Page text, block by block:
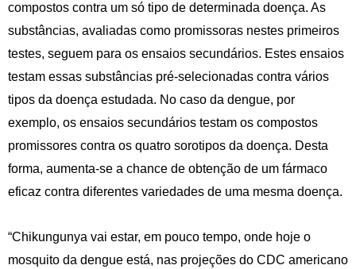
compostos contra um só tipo de determinada doença. As
substâncias, avaliadas como promissoras nestes primeiros
testes, seguem para os ensaios secundários. Estes ensaios
testam essas substâncias pré-selecionadas contra vários
tipos da doença estudada. No caso da dengue, por
exemplo, os ensaios secundários testam os compostos
promissores contra os quatro sorotipos da doença. Desta
forma, aumenta-se a chance de obtenção de um fármaco
eficaz contra diferentes variedades de uma mesma doença.
“Chikungunya vai estar, em pouco tempo, onde hoje o
mosquito da dengue está, nas projeções do CDC americano